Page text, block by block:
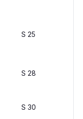
S 25
S 28
S 30